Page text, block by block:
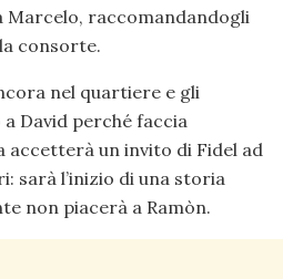
Marcelo, raccomandandogli
consorte.
nel quartiere e gli
David perché faccia
accetterà un invito di Fidel ad
sarà l’inizio di una storia
non piacerà a Ramòn.